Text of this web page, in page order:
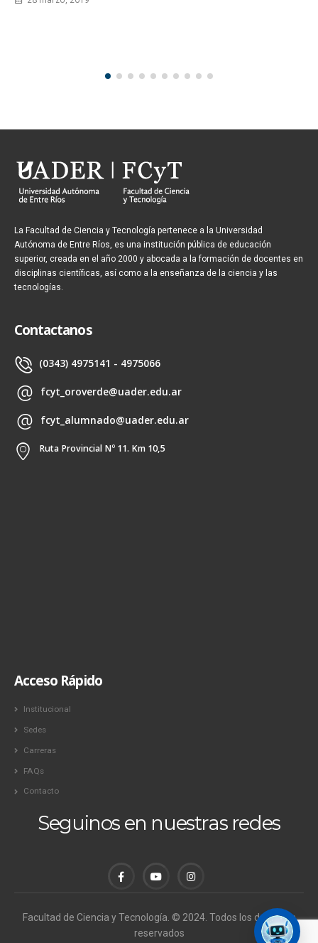
La Facultad de Ciencia y Tecnología pertenece a la Universidad
Autónoma de Entre Ríos, es una institución pública de educación
superior, creada en el año 2000 y abocada a la formación de docentes en
disciplinas científicas, así como a la enseñanza de la ciencia y las
tecnologías.
Contactanos
(0343) 4975141 - 4975066
fcyt_oroverde@uader.edu.ar
fcyt_alumnado@uader.edu.ar
Ruta Provincial Nº 11. Km 10,5
Acceso Rápido
Institucional
Sedes
Carreras
FAQs
Contacto
Seguinos en nuestras redes
Facultad de Ciencia y Tecnología. © 2024. Todos los derechos
reservados